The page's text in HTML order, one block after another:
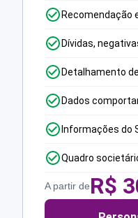
Recomendação
Dívidas,
Detalhamento
Dados
Informações do
Quadro
A partir deR$